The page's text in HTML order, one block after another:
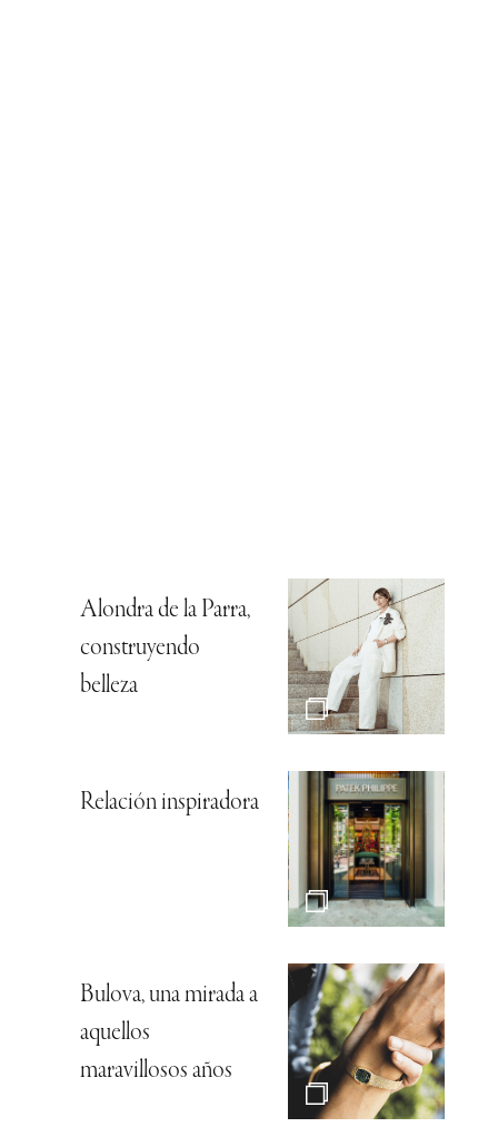
Alondra de la Parra,
construyendo
belleza
Relación inspiradora
Bulova, una mirada a
aquellos
maravillosos años